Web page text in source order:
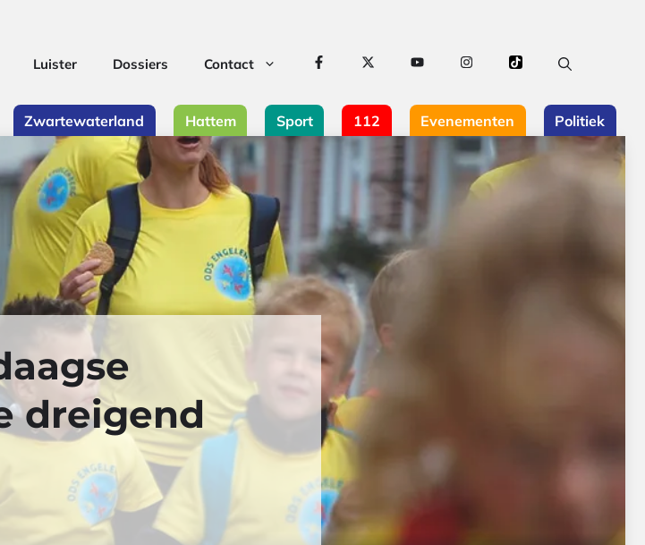
Luister Dossiers Contact
Zwartewaterland Hattem Sport 112 Evenementen Politiek
dreigend